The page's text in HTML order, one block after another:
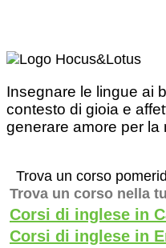
Insegnare le lingue ai
contesto di gioia e
generare amore per la
Trova un corso
Trova un corso nella
Corsi di inglese in
Corsi di inglese in